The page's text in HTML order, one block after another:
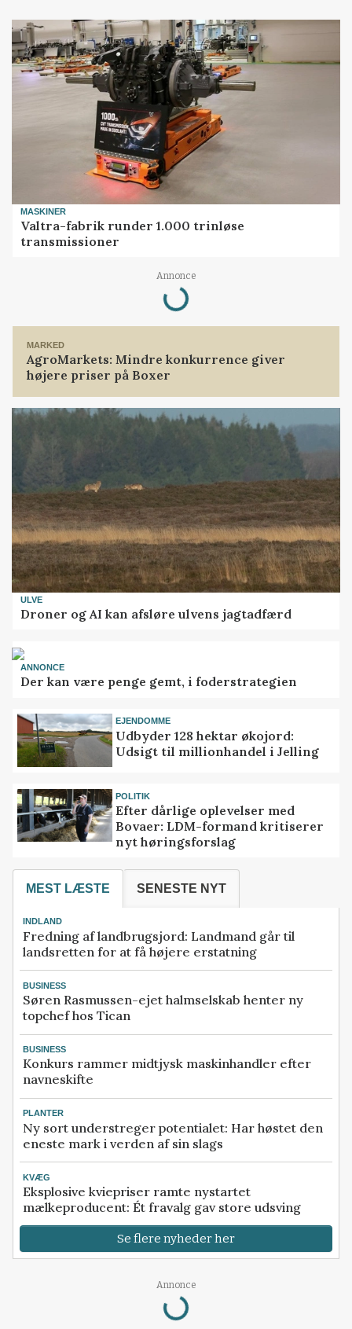
MASKINER
Valtra-fabrik runder 1.000 trinløse
transmissioner
Annonce
Loading...
MARKED
AgroMarkets: Mindre konkurrence giver
højere priser på Boxer
ULVE
Droner og AI kan afsløre ulvens jagtadfærd
ANNONCE
Der kan være penge gemt, i foderstrategien
EJENDOMME
Udbyder 128 hektar økojord:
Udsigt til millionhandel i Jelling
POLITIK
Efter dårlige oplevelser med
Bovaer: LDM-formand kritiserer
nyt høringsforslag
MEST LÆSTE SENESTE NYT
INDLAND
Fredning af landbrugsjord: Landmand går til
landsretten for at få højere erstatning
BUSINESS
Søren Rasmussen-ejet halmselskab henter ny
topchef hos Tican
BUSINESS
Konkurs rammer midtjysk maskinhandler efter
navneskifte
PLANTER
Ny sort understreger potentialet: Har høstet den
eneste mark i verden af sin slags
KVÆG
Eksplosive kviepriser ramte nystartet
mælkeproducent: Ét fravalg gav store udsving
Se flere nyheder her
Annonce
Loading...